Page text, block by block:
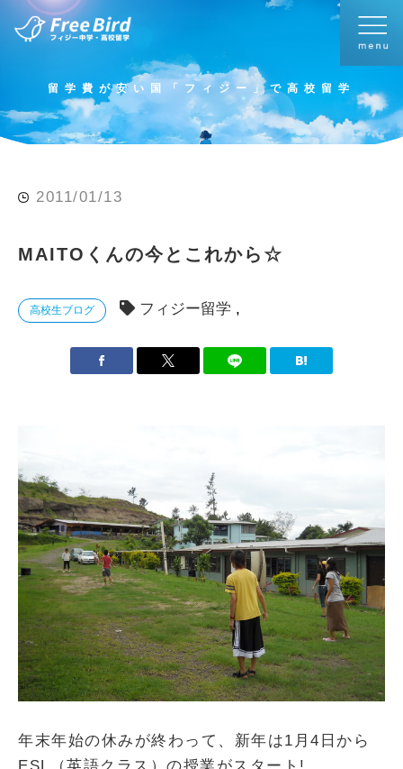
留学費が安い国「フィジー」で高校留学
2011/01/13
MAITOくんの今とこれから☆
高校生ブログ フィジー留学
年末年始の休みが終わって、新年は1月4日から